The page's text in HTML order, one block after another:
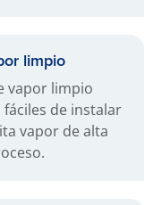
limpio
vapor limpio
de instalar
vapor de alta